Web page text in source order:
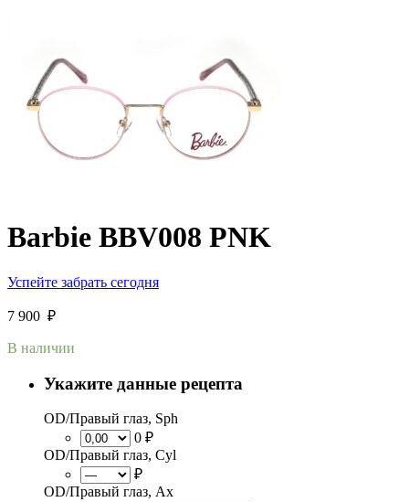
Barbie BBV008 PNK
Успейте забрать сегодня
7 900 ₽
В наличии
Укажите данные рецепта
OD/Правый глаз, Sph
0 ₽
OD/Правый глаз, Cyl
₽
OD/Правый глаз, Ax